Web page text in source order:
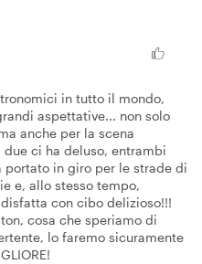
in tutto il mondo,
aspettative... non solo
anche per la scena
ci ha deluso, entrambi
in giro per le strade di
e, allo stesso tempo,
con cibo delizioso!!!
cosa che speriamo di
lo faremo sicuramente